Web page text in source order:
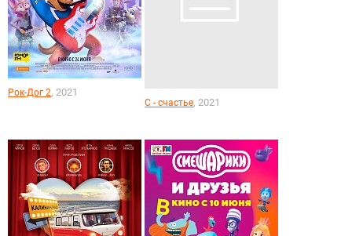
Рок-Дог 2, 2021
С - счастье, 2021